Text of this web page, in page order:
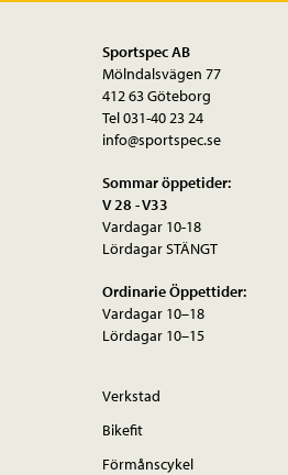
Sportspec AB
Mölndalsvägen 77
412 63 Göteborg
Tel 031-40 23 24
info@sportspec.se
Sommar öppetider:
V 28 - V33
Vardagar 10-18
Lördagar STÄNGT
Ordinarie Öppettider:
Vardagar 10–18
Lördagar 10–15
Verkstad
Bikefit
Förmånscykel